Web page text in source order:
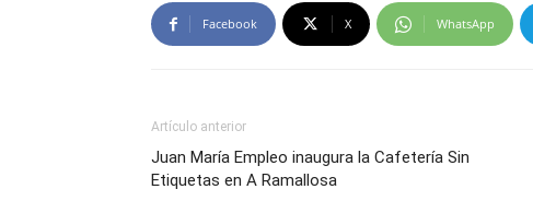
Facebook X WhatsApp
Artículo anterior
Juan María Empleo inaugura la Cafetería Sin
Etiquetas en A Ramallosa